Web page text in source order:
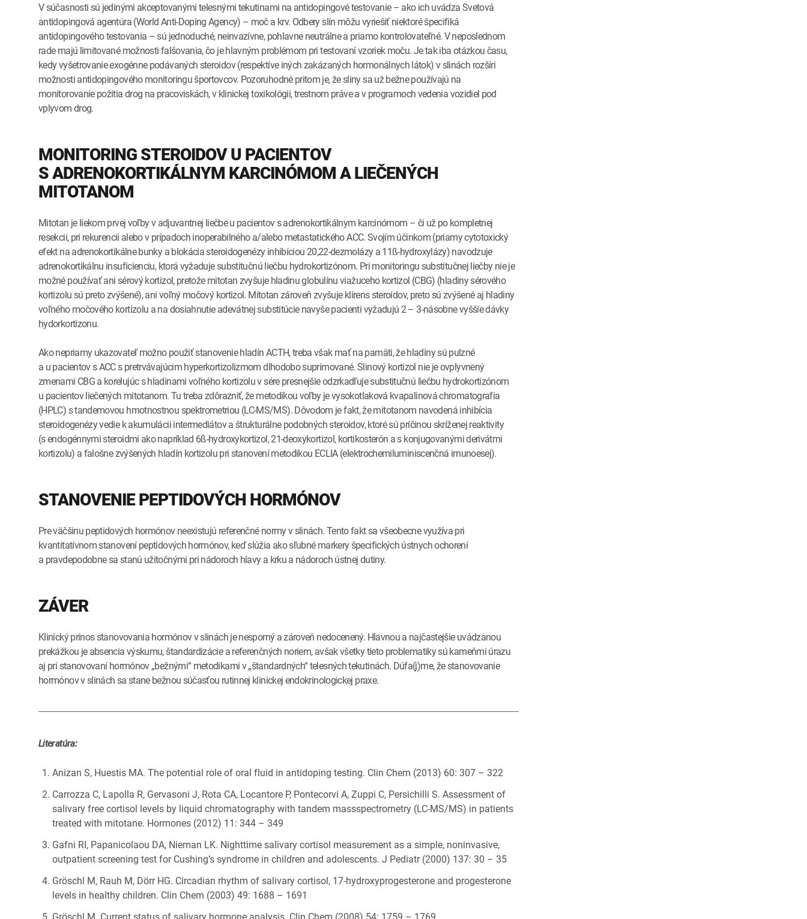
V súčasnosti sú jedinými akceptovanými telesnými tekutinami na antidopingové testovanie – ako ich uvádza Svetová
antidopingová agentúra (World Anti-Doping Agency) – moč a krv. Odbery slín môžu vyriešiť niektoré špecifiká
antidopingového testovania – sú jednoduché, neinvazívne, pohlavne neutrálne a priamo kontrolovateľné. V neposlednom
rade majú limitované možnosti falšovania, čo je hlavným problémom pri testovaní vzoriek moču. Je tak iba otázkou času,
kedy vyšetrovanie exogénne podávaných steroidov (respektíve iných zakázaných hormonálnych látok) v slinách rozšíri
možnosti antidopingového monitoringu športovcov. Pozoruhodné pritom je, že sliny sa už bežne používajú na
monitorovanie požitia drog na pracoviskách, v klinickej toxikológii, trestnom práve a v programoch vedenia vozidiel pod
vplyvom drog.
MONITORING STEROIDOV U PACIENTOV
S ADRENOKORTIKÁLNYM KARCINÓMOM A LIEČENÝCH
MITOTANOM
Mitotan je liekom prvej voľby v adjuvantnej liečbe u pacientov s adrenokortikálnym karcinómom – či už po kompletnej
resekcii, pri rekurencii alebo v prípadoch inoperabilného a/alebo metastatického ACC. Svojím účinkom (priamy cytotoxický
efekt na adrenokortikálne bunky a blokácia steroidogenézy inhibíciou 20,22-dezmolázy a 11ß-hydroxylázy) navodzuje
adrenokortikálnu insuficienciu, ktorá vyžaduje substitučnú liečbu hydrokortizónom. Pri monitoringu substitučnej liečby nie je
možné používať ani sérový kortizol, pretože mitotan zvyšuje hladinu globulínu viažuceho kortizol (CBG) (hladiny sérového
kortizolu sú preto zvýšené), ani voľný močový kortizol. Mitotan zároveň zvyšuje klírens steroidov, preto sú zvýšené aj hladiny
voľného močového kortizolu a na dosiahnutie adevátnej substitúcie navyše pacienti vyžadujú 2 – 3-násobne vyššie dávky
hydorkortizonu.
Ako nepriamy ukazovateľ možno použiť stanovenie hladín ACTH, treba však mať na pamäti, že hladiny sú pulzné
a u pacientov s ACC s pretrvávajúcim hyperkortizolizmom dlhodobo suprimované. Slinový kortizol nie je ovplyvnený
zmenami CBG a korelujúc s hladinami voľného kortizolu v sére presnejšie odzrkadľuje substitučnú liečbu hydrokortizónom
u pacientov liečených mitotanom. Tu treba zdôrazniť, že metodikou voľby je vysokotlaková kvapalinová chromatografia
(HPLC) s tandemovou hmotnostnou spektrometriou (LC-MS/MS). Dôvodom je fakt, že mitotanom navodená inhibícia
steroidogenézy vedie k akumulácii intermediátov a štrukturálne podobných steroidov, ktoré sú príčinou skríženej reaktivity
(s endogénnymi steroidmi ako napríklad 6ß-hydroxykortizol, 21-deoxykortizol, kortikosterón a s konjugovanými derivátmi
kortizolu) a falošne zvýšených hladín kortizolu pri stanovení metodikou ECLIA (elektrochemiluminiscenčná imunoesej).
STANOVENIE PEPTIDOVÝCH HORMÓNOV
Pre väčšinu peptidových hormónov neexistujú referenčné normy v slinách. Tento fakt sa všeobecne využíva pri
kvantitatívnom stanovení peptidových hormónov, keď slúžia ako sľubné markery špecifických ústnych ochorení
a pravdepodobne sa stanú užitočnými pri nádoroch hlavy a krku a nádoroch ústnej dutiny.
ZÁVER
Klinický prínos stanovovania hormónov v slinách je nesporný a zároveň nedocenený. Hlavnou a najčastejšie uvádzanou
prekážkou je absencia výskumu, štandardizácie a referenčných noriem, avšak všetky tieto problematiky sú kameňmi úrazu
aj pri stanovovaní hormónov „bežnými“ metodikami v „štandardných“ telesných tekutinách. Dúfa(j)me, že stanovovanie
hormónov v slinách sa stane bežnou súčasťou rutinnej klinickej endokrinologickej praxe.
Literatúra:
Anizan S, Huestis MA. The potential role of oral fluid in antidoping testing. Clin Chem (2013) 60: 307 – 322
Carrozza C, Lapolla R, Gervasoni J, Rota CA, Locantore P, Pontecorvi A, Zuppi C, Persichilli S. Assessment of
salivary free cortisol levels by liquid chromatography with tandem massspectrometry (LC-MS/MS) in patients
treated with mitotane. Hormones (2012) 11: 344 – 349
Gafni RI, Papanicolaou DA, Nieman LK. Nighttime salivary cortisol measurement as a simple, noninvasive,
outpatient screening test for Cushing’s syndrome in children and adolescents. J Pediatr (2000) 137: 30 – 35
Gröschl M, Rauh M, Dörr HG. Circadian rhythm of salivary cortisol, 17-hydroxyprogesterone and progesterone
levels in healthy children. Clin Chem (2003) 49: 1688 – 1691